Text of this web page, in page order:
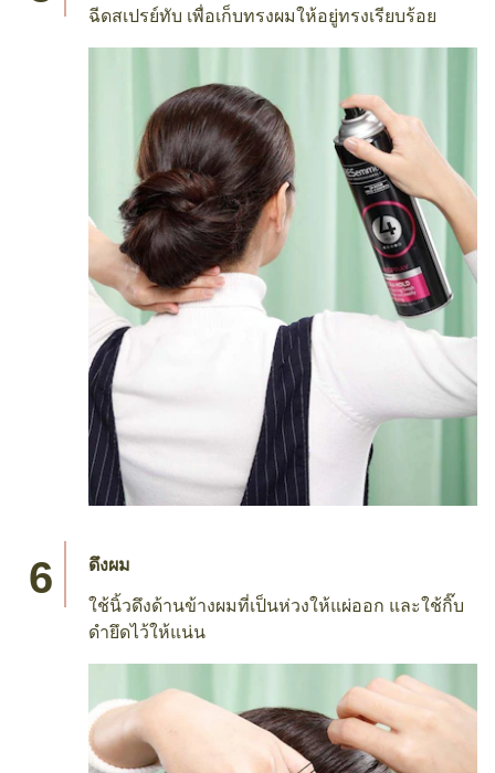
ฉีดสเปรย์ทับ เพื่อเก็บทรงผมให้อยู่ทรงเรียบร้อย
ดึงผม
ใช้นิ้วดึงด้านข้างผมที่เป็นห่วงให้แผ่ออก และใช้กิ๊บ
ดำยึดไว้ให้แน่น